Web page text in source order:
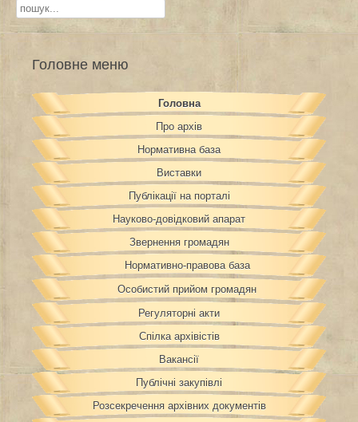
Искать...
Головне меню
Головна
Про архів
Нормативна база
Виставки
Публікації на порталі
Науково-довідковий апарат
Звернення громадян
Нормативно-правова база
Особистий прийом громадян
Регуляторні акти
Спілка архівістів
Вакансії
Публічні закупівлі
Розсекречення архівних документів